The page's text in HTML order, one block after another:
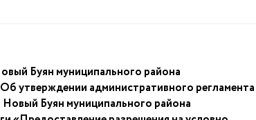
Буян муниципального района
утверждении административного регламента
Буян муниципального района